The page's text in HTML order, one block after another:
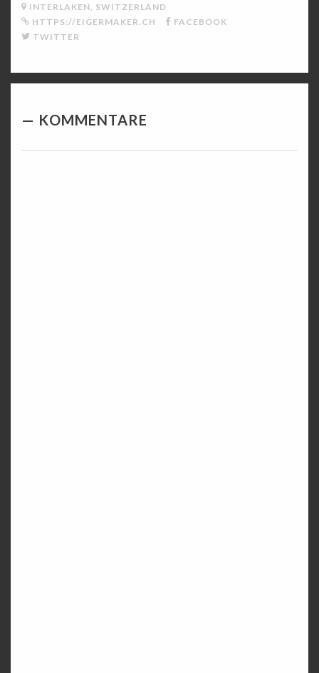
INTERLAKEN, SWITZERLAND
HTTPS://EIGERMAKER.CH
FACEBOOK
TWITTER
KOMMENTARE